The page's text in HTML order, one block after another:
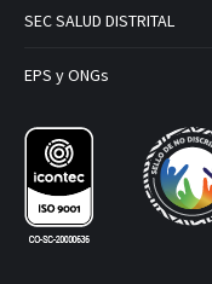
SEC SALUD DISTRITAL
EPS y ONGs